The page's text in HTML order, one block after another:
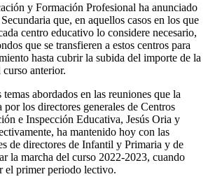
y Formación Profesional ha anunciado
que, en aquellos casos en los que
centro educativo lo considere necesario,
que se transfieren a estos centros para
hasta cubrir la subida del importe de la
anterior.
abordados en las reuniones que la
por los directores generales de Centros
e Inspección Educativa, Jesús Oria y
ha mantenido hoy con las
de directores de Infantil y Primaria y de
la marcha del curso 2022-2023, cuando
el primer periodo lectivo.